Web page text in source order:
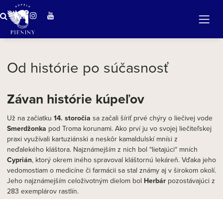
Od histórie po súčasnosť
Závan histórie kúpeľov
Už na začiatku 14. storočia sa začali šíriť prvé chýry o liečivej vode
Smerdžonka pod Troma korunami. Ako prví ju vo svojej liečiteľskej
praxi využívali kartuziánski a neskôr kamaldulskí mnísi z
neďalekého kláštora. Najznámejším z nich bol “lietajúci“ mních
Cyprián, ktorý okrem iného spravoval kláštornú lekáreň. Vďaka jeho
vedomostiam o medicíne či farmácii sa stal známy aj v širokom okolí.
Jeho najznámejším celoživotným dielom bol Herbár pozostávajúci z
283 exemplárov rastlín.